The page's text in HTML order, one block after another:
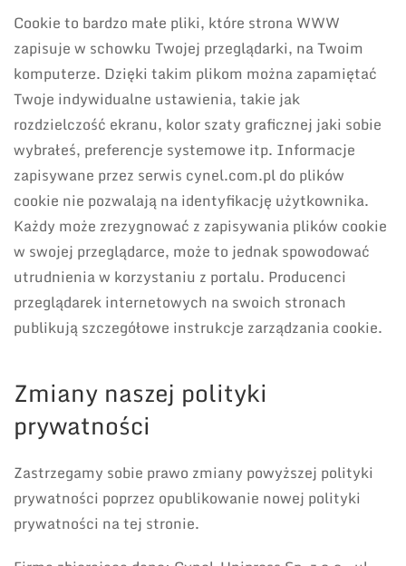
Cookie to bardzo małe pliki, które strona WWW
zapisuje w schowku Twojej przeglądarki, na Twoim
komputerze. Dzięki takim plikom można zapamiętać
Twoje indywidualne ustawienia, takie jak
rozdzielczość ekranu, kolor szaty graficznej jaki sobie
wybrałeś, preferencje systemowe itp. Informacje
zapisywane przez serwis cynel.com.pl do plików
cookie nie pozwalają na identyfikację użytkownika.
Każdy może zrezygnować z zapisywania plików cookie
w swojej przeglądarce, może to jednak spowodować
utrudnienia w korzystaniu z portalu. Producenci
przeglądarek internetowych na swoich stronach
publikują szczegółowe instrukcje zarządzania cookie.
Zmiany naszej polityki
prywatności
Zastrzegamy sobie prawo zmiany powyższej polityki
prywatności poprzez opublikowanie nowej polityki
prywatności na tej stronie.